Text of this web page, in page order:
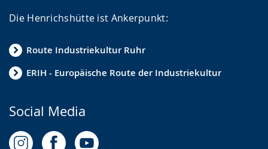
Die Henrichshütte ist Ankerpunkt:
Route Industriekultur Ruhr
ERIH - Europäische Route der Industriekultur
Social Media